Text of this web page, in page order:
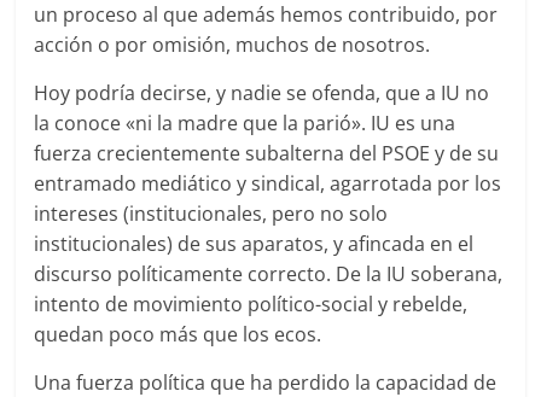
un proceso al que además hemos contribuido, por
acción o por omisión, muchos de nosotros.
Hoy podría decirse, y nadie se ofenda, que a IU no
la conoce «ni la madre que la parió». IU es una
fuerza crecientemente subalterna del PSOE y de su
entramado mediático y sindical, agarrotada por los
intereses (institucionales, pero no solo
institucionales) de sus aparatos, y afincada en el
discurso políticamente correcto. De la IU soberana,
intento de movimiento político-social y rebelde,
quedan poco más que los ecos.
Una fuerza política que ha perdido la capacidad de